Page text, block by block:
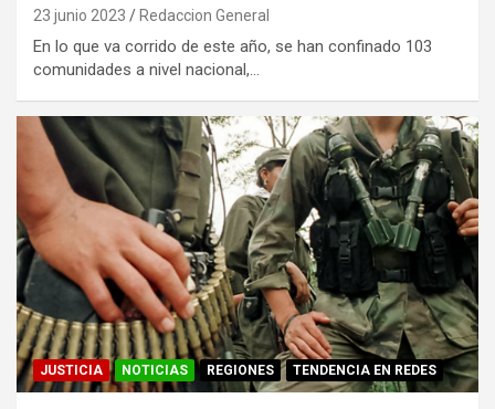
23 junio 2023 Redaccion General
En lo que va corrido de este año, se han confinado 103
comunidades a nivel nacional,…
JUSTICIA NOTICIAS REGIONES TENDENCIA EN REDES